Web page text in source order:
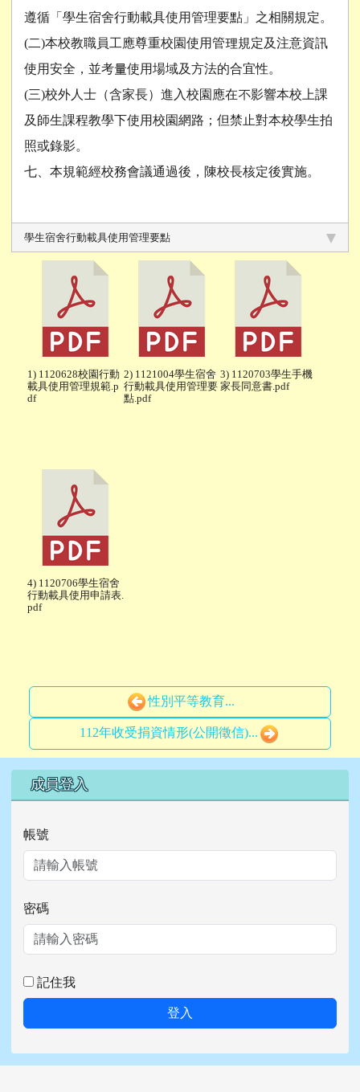
遵循「學生宿舍行動載具使用管理要點」之相關規定。
(二)本校教職員工應尊重校園使用管理規定及注意資訊
使用安全，並考量使用場域及方法的合宜性。
(三)校外人士（含家長）進入校園應在不影響本校上課
及師生課程教學下使用校園網路；但禁止對本校學生拍
照或錄影。
七、本規範經校務會議通過後，陳校長核定後實施。
學生宿舍行動載具使用管理要點
1) 1120628校園行動
載具使用管理規範.p
df
2) 1121004學生宿舍
行動載具使用管理要
點.pdf
3) 1120703學生手機
家長同意書.pdf
4) 1120706學生宿舍
行動載具使用申請表.
pdf
性別平等教育...
112年收受捐資情形(公開徵信)...
右邊區域內容
成員登入
帳號
密碼
記住我
登入